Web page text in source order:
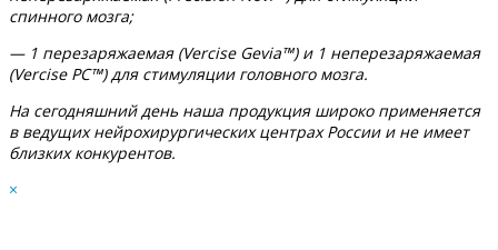
спинного мозга;
— 1 перезаряжаемая (Vercise Gevia™) и 1 неперезаряжаемая
(Vercise PC™) для стимуляции головного мозга.
На сегодняшний день наша продукция широко применяется
в ведущих нейрохирургических центрах России и не имеет
близких конкурентов.
×